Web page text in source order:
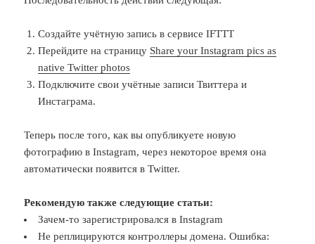
Создайте учётную запись в сервисе IFTTT
Перейдите на страницу Share your Instagram pics as
native Twitter photos
Подключите свои учётные записи Твиттера и
Инстаграма.
Теперь после того, как вы опубликуете новую
фотографию в Instagram, через некоторое время она
автоматически появится в Twitter.
Рекомендую также следующие статьи:
Зачем-то зарегистрировался в Instagram
Не реплицируются контроллеры домена. Ошибка: